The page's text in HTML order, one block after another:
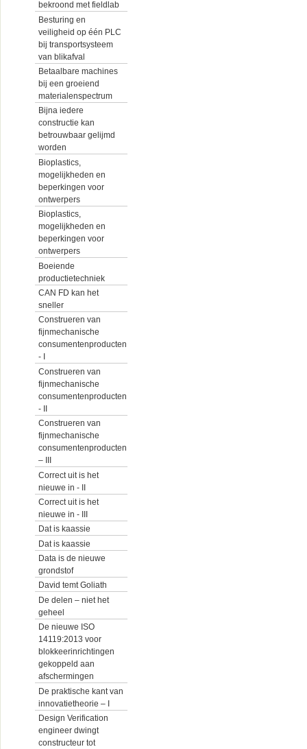
bekroond met fieldlab
Besturing en
veiligheid op één PLC
bij transportsysteem
van blikafval
Betaalbare machines
bij een groeiend
materialenspectrum
Bijna iedere
constructie kan
betrouwbaar gelijmd
worden
Bioplastics,
mogelijkheden en
beperkingen voor
ontwerpers
Bioplastics,
mogelijkheden en
beperkingen voor
ontwerpers
Boeiende
productietechniek
CAN FD kan het
sneller
Construeren van
fijnmechanische
consumentenproducten
- I
Construeren van
fijnmechanische
consumentenproducten
- II
Construeren van
fijnmechanische
consumentenproducten
– III
Correct uit is het
nieuwe in - II
Correct uit is het
nieuwe in - III
Dat is kaassie
Dat is kaassie
Data is de nieuwe
grondstof
David temt Goliath
De delen – niet het
geheel
De nieuwe ISO
14119:2013 voor
blokkeerinrichtingen
gekoppeld aan
afschermingen
De praktische kant van
innovatietheorie – I
Design Verification
engineer dwingt
constructeur tot